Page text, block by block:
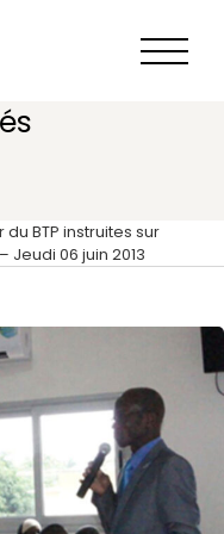
BTP instruites sur
Jeudi 06 juin 2013